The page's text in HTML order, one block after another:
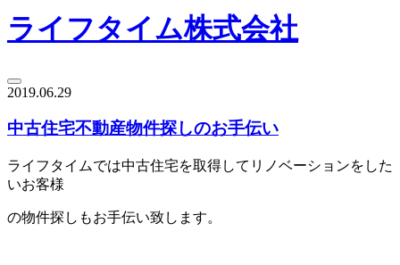
ライフタイム株式会社
2019.06.29
中古住宅不動産物件探しのお手伝い
ライフタイムでは中古住宅を取得してリノベーションをした
いお客様
の物件探しもお手伝い致します。